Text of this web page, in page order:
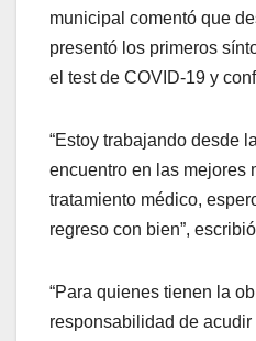
municipal comentó que
presentó los primeros
el test de COVID-19 y
“Estoy trabajando desde
encuentro en las mejores
tratamiento médico,
regreso con bien”,
“Para quienes tienen la
responsabilidad de